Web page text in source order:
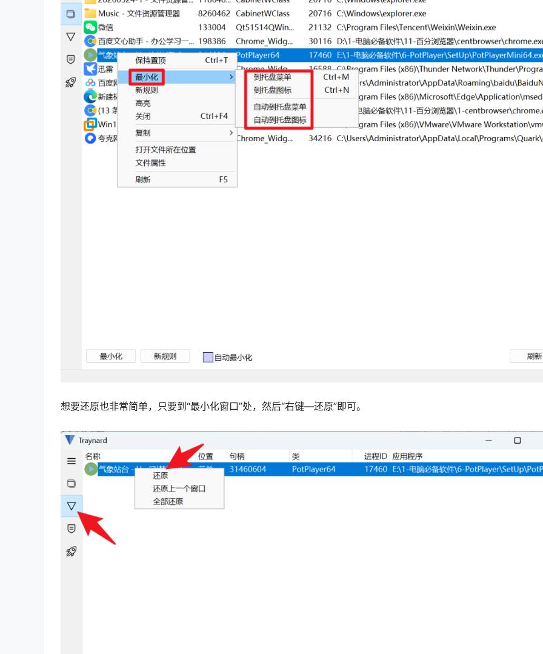
想要还原也非常简单，只要到“最小化窗口”处，然后“右键—还原”即可。